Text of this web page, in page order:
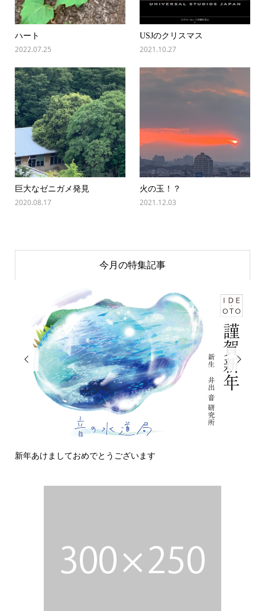
ハート
2022.07.25
USJのクリスマス
2021.10.27
巨大なゼニガメ発見
2020.08.17
火の玉！？
2021.12.03
今月の特集記事

新年あけましておめでとうございます
